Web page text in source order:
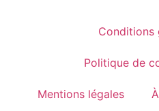
Conditions
Politique de
Mentions légales